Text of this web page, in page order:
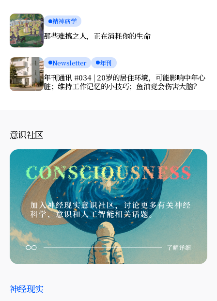
精神病学
那些难搞之人，正在消耗你的生命
Newsletter 年刊
年刊通讯 #034 | 20岁的居住环境，可能影响中年心
脏；维持工作记忆的小技巧；鱼油竟会伤害大脑？
意识社区
神经现实